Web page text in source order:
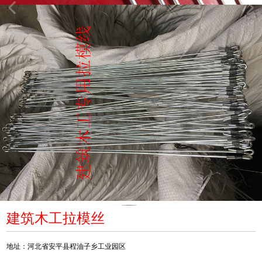
建筑木工拉模丝
地址：河北省安平县程油子乡工业园区